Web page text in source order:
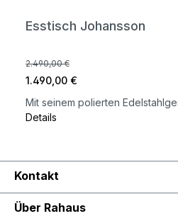
Esstisch Johansson
2.490,00 €
1.490,00 €
Mit seinem polierten
Details
Kontakt
Über Rahaus